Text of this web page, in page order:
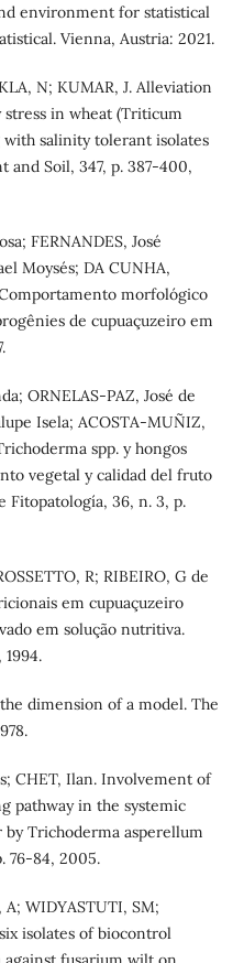
environment for statistical
Vienna, Austria: 2021.
N; KUMAR, J. Alleviation
in wheat (Triticum
salinity tolerant isolates
and Soil, 347, p. 387-400,
FERNANDES, José
Moysés; DA CUNHA,
morfológico
de cupuaçuzeiro em
ORNELAS-PAZ, José de
Isela; ACOSTA-MUÑIZ,
spp. y hongos
vegetal y calidad del fruto
Fitopatología, 36, n. 3, p.
R; RIBEIRO, G de
em cupuaçuzeiro
em solução nutritiva.
dimension of a model. The
CHET, Ilan. Involvement of
pathway in the systemic
Trichoderma asperellum
76-84, 2005.
WIDYASTUTI, SM;
isolates of biocontrol